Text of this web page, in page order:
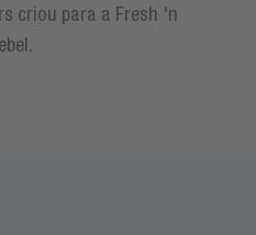
criou para a Fresh 'n